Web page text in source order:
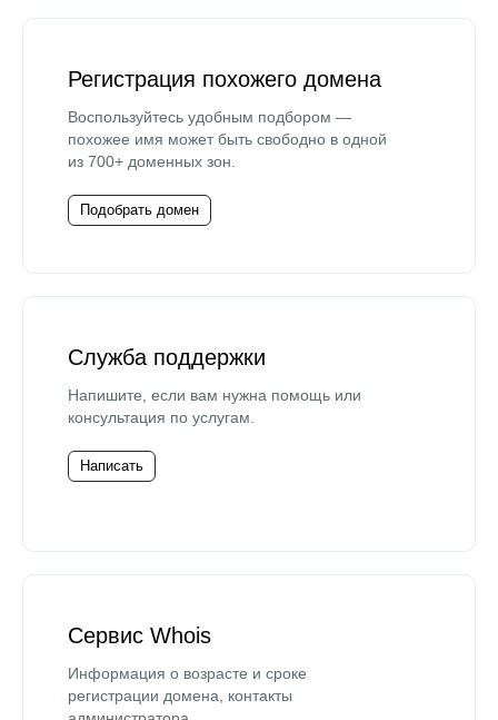
Регистрация похожего домена
Воспользуйтесь удобным подбором —
похожее имя может быть свободно в одной
из 700+ доменных зон.
Подобрать домен
Служба поддержки
Напишите, если вам нужна помощь или
консультация по услугам.
Написать
Сервис Whois
Информация о возрасте и сроке
регистрации домена, контакты